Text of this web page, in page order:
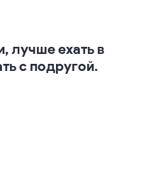
лучше ехать в
с подругой.